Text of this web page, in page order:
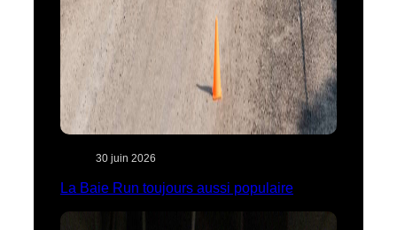
30 juin 2026
La Baie Run toujours aussi populaire